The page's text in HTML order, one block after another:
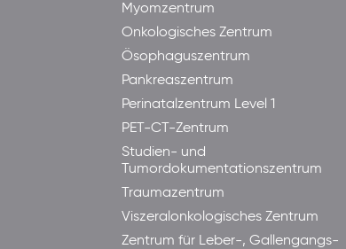
Myomzentrum
Onkologisches Zentrum
Ösophaguszentrum
Pankreaszentrum
Perinatalzentrum Level 1
PET-CT-Zentrum
Studien- und
Tumordokumentationszentrum
Traumazentrum
Viszeralonkologisches Zentrum
Zentrum für Leber-, Gallengangs-